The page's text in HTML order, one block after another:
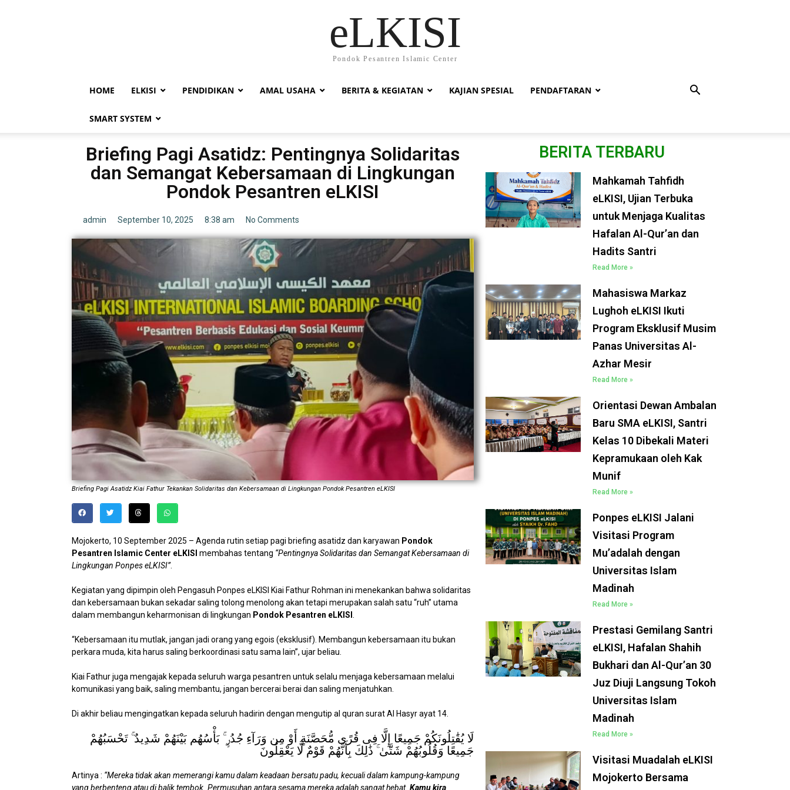
eLKISI
Pondok Pesantren Islamic Center
HOME ELKISI PENDIDIKAN AMAL USAHA BERITA & KEGIATAN KAJIAN SPESIAL PENDAFTARAN
SMART SYSTEM
Briefing Pagi Asatidz: Pentingnya Solidaritas
dan Semangat Kebersamaan di Lingkungan
Pondok Pesantren eLKISI
admin September 10, 2025 8:38 am No Comments
Briefing Pagi Asatidz Kiai Fathur Tekankan Solidaritas dan Kebersamaan di Lingkungan Pondok Pesantren eLKISI
Mojokerto, 10 September 2025 – Agenda rutin setiap pagi briefing asatidz dan karyawan Pondok
Pesantren Islamic Center eLKISI membahas tentang “Pentingnya Solidaritas dan Semangat Kebersamaan di
Lingkungan Ponpes eLKISI”.
Kegiatan yang dipimpin oleh Pengasuh Ponpes eLKISI Kiai Fathur Rohman ini menekankan bahwa solidaritas
dan kebersamaan bukan sekadar saling tolong menolong akan tetapi merupakan salah satu “ruh” utama
dalam membangun keharmonisan di lingkungan Pondok Pesantren eLKISI
“Kebersamaan itu mutlak, jangan jadi orang yang egois (eksklusif). Membangun kebersamaan itu bukan
perkara muda, kita harus saling berkoordinasi satu sama lain”, ujar beliau.
Kiai Fathur juga mengajak kepada seluruh warga pesantren untuk selalu menjaga kebersamaan melalui
komunikasi yang baik, saling membantu, jangan bercerai berai dan saling menjatuhkan.
Di akhir beliau mengingatkan kepada seluruh hadirin dengan mengutip al quran surat Al Hasyr ayat 14.
لَا يُقَٰتِلُونَكُمْ جَمِيعًا إِلَّا فِى قُرًى مُّحَصَّنَةٍ أَوْ مِن وَرَآءِ جُدُرٍۭ ۚ بَأْسُهُم بَيْنَهُمْ شَدِيدٌ ۚ تَحْسَبُهُمْ
جَمِيعًا وَقُلُوبُهُمْ شَتَّىٰ ۚ ذَٰلِكَ بِأَنَّهُمْ قَوْمٌ لَّا يَعْقِلُونَ
Artinya : “Mereka tidak akan memerangi kamu dalam keadaan bersatu padu, kecuali dalam kampung-kampung
yang berbenteng atau di balik tembok. Permusuhan antara sesama mereka adalah sangat hebat. Kamu kira
BERITA TERBARU
Mahkamah Tahfidh
eLKISI, Ujian Terbuka
untuk Menjaga Kualitas
Hafalan Al-Qur’an dan
Hadits Santri
Read More »
Mahasiswa Markaz
Lughoh eLKISI Ikuti
Program Eksklusif Musim
Panas Universitas Al-
Azhar Mesir
Read More »
Orientasi Dewan Ambalan
Baru SMA eLKISI, Santri
Kelas 10 Dibekali Materi
Kepramukaan oleh Kak
Munif
Read More »
Ponpes eLKISI Jalani
Visitasi Program
Mu’adalah dengan
Universitas Islam
Madinah
Read More »
Prestasi Gemilang Santri
eLKISI, Hafalan Shahih
Bukhari dan Al-Qur’an 30
Juz Diuji Langsung Tokoh
Universitas Islam
Madinah
Read More »
Visitasi Muadalah eLKISI
Mojokerto Bersama